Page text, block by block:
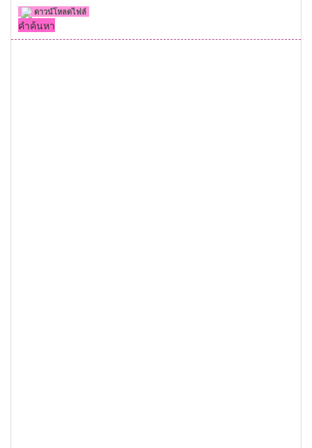
ดาวน์โหลดไฟล์
คำค้นหา